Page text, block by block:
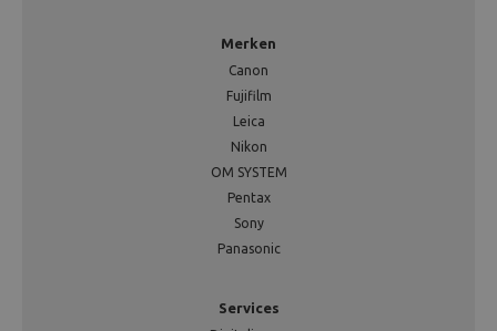
Merken
Canon
Fujifilm
Leica
Nikon
OM SYSTEM
Pentax
Sony
Panasonic
Services